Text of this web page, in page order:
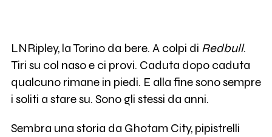
LNRipley, la Torino da bere. A colpi di Redbull.
Tiri su col naso e ci provi. Caduta dopo caduta
qualcuno rimane in piedi. E alla fine sono sempre
i soliti a stare su. Sono gli stessi da anni.
Sembra una storia da Ghotam City, pipistrelli